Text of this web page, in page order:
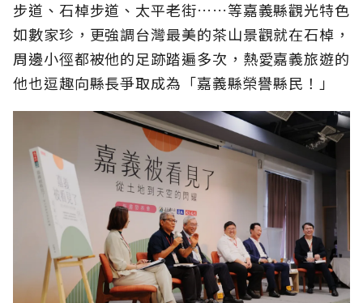
步道、石棹步道、太平老街……等嘉義縣觀光特色
如數家珍，更強調台灣最美的茶山景觀就在石棹，
周邊小徑都被他的足跡踏遍多次，熱愛嘉義旅遊的
他也逗趣向縣長爭取成為「嘉義縣榮譽縣民！」